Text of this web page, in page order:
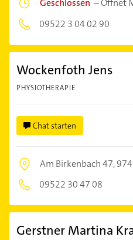
Geschlossen –Öffnet
09522 3 04 02 90
Wockenfoth Jens
PHYSIOTHERAPIE
Chat starten
Am Birkenbach 47,
09522 30 47 08
Gerstner Martina